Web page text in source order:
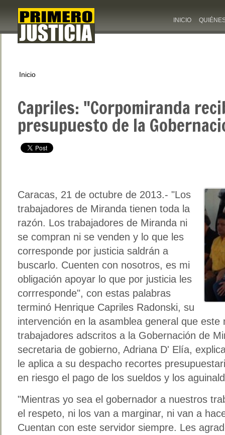
INICIO
Inicio
Capriles: "Corpomiranda
presupuesto de la
Caracas, 21 de octubre de 2013.- "Los
trabajadores de Miranda tienen toda la
razón. Los trabajadores de Miranda ni
se compran ni se venden y lo que les
corresponde por justicia saldrán a
buscarlo. Cuenten con nosotros, es mi
obligación apoyar lo que por justicia les
corrresponde", con estas palabras
terminó Henrique Capriles Radonski, su
intervención en la asamblea general que este
trabajadores adscritos a la Gobernación de
secretaria de gobierno, Adriana D' Elía,
le aplica a su despacho recortes
en riesgo el pago de los sueldos y los
"Mientras yo sea el gobernador a nuestros
el respeto, ni los van a marginar, ni van a
Cuentan con este servidor siempre. Les